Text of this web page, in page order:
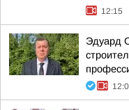
12:15
Эдуард